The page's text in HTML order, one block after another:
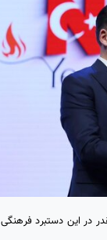
در این دستبرد فرهنگی